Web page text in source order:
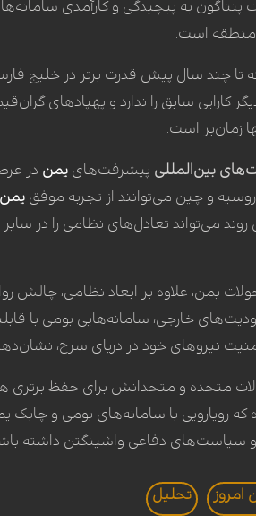
به پیچیدگی و کارآمدی
منطقه است.
تا چند سال پیش قدرت برتر در خلیج
زمان‌بر است.
بین‌المللی پیشرفت‌های یمن در
و چین می‌توانند از تجربه موفق یمن
روند می‌تواند تعادل‌های نظامی را در
یمن، علاوه بر ابعاد نظامی، چالش
خارجی، سامانه‌هایی بومی با
نیروهای خود در دریای سرخ،
متحده و متحدانش برای حفظ برتری
که رویارویی با سامانه‌های بومی و
و سیاست‌های دفاعی واشینگتن داشته
امروز تحليل